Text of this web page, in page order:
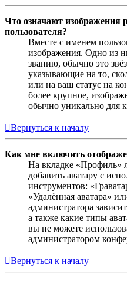
Что означают изображения
пользователя?
Вместе с именем
изображения. Одно из
званию, обычно это
указывающие на то,
или на ваш статус на
более крупное,
обычно уникально для
Вернуться к началу
Как мне включить
На вкладке «Профиль»
добавить аватару с
инструментов:
«Удалённая аватара»
администратора
а также какие типы
вы не можете
администратором
Вернуться к началу